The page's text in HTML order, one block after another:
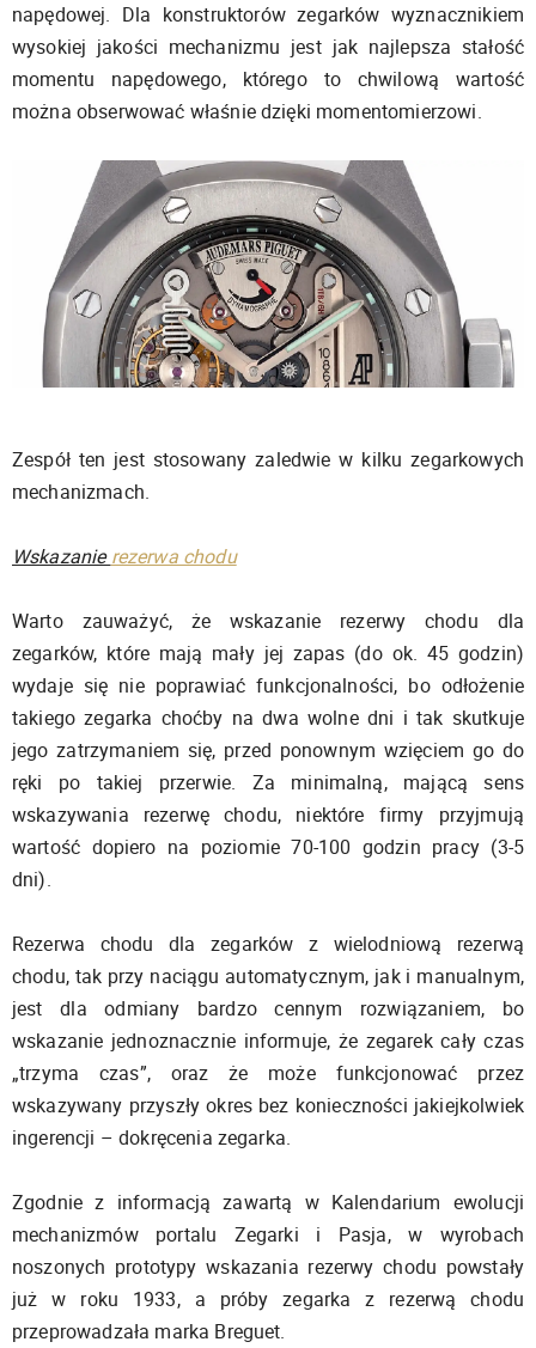
napędowej. Dla konstruktorów zegarków wyznacznikiem
wysokiej jakości mechanizmu jest jak najlepsza stałość
momentu napędowego, którego to chwilową wartość
można obserwować właśnie dzięki momentomierzowi.
Zespół ten jest stosowany zaledwie w kilku zegarkowych
mechanizmach.
Wskazanierezerwa chodu
Warto zauważyć, że wskazanie rezerwy chodu dla
zegarków, które mają mały jej zapas (do ok. 45 godzin)
wydaje się nie poprawiać funkcjonalności, bo odłożenie
takiego zegarka choćby na dwa wolne dni i tak skutkuje
jego zatrzymaniem się, przed ponownym wzięciem go do
ręki po takiej przerwie. Za minimalną, mającą sens
wskazywania rezerwę chodu, niektóre firmy przyjmują
wartość dopiero na poziomie 70-100 godzin pracy (3-5
dni).
Rezerwa chodu dla zegarków z wielodniową rezerwą
chodu, tak przy naciągu automatycznym, jak i manualnym,
jest dla odmiany bardzo cennym rozwiązaniem, bo
wskazanie jednoznacznie informuje, że zegarek cały czas
„trzyma czas”, oraz że może funkcjonować przez
wskazywany przyszły okres bez konieczności jakiejkolwiek
ingerencji – dokręcenia zegarka.
Zgodnie z informacją zawartą w Kalendarium ewolucji
mechanizmów portalu Zegarki i Pasja, w wyrobach
noszonych prototypy wskazania rezerwy chodu powstały
już w roku 1933, a próby zegarka z rezerwą chodu
przeprowadzała marka Breguet.